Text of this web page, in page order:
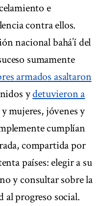
e
contra ellos.
nacional bahá’í del
sumamente
armados asaltaron
ydetuvieron a
mujeres, jóvenes y
cumplían
compartida por
países: elegir a su
y consultar sobre la
al progreso social.